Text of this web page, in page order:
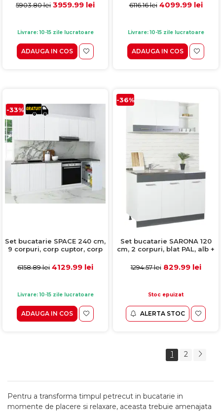
Alb
5903.80 lei 3959.99 lei
Livrare: 10-15 zile lucratoare
ADAUGA IN COS
MDF, alb rustic
6116.16 lei 4099.99 lei
Livrare: 10-15 zile lucratoare
ADAUGA IN COS
-33%
Set bucatarie SPACE 240 cm,
9 corpuri, corp cuptor, corp
fronturi MDF, alb rustic
6158.89 lei 4129.99 lei
Livrare: 10-15 zile lucratoare
ADAUGA IN COS
-36%
Set bucatarie SARONA 120
cm, 2 corpuri, blat PAL, alb +
1294.57 lei 829.99 lei
Stoc epuizat
ALERTA STOC
1 2
Pentru a transforma timpul petrecut in bucatarie in
momente de placere si relaxare, aceasta trebuie amenajata